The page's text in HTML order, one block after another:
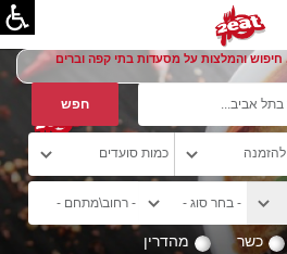
והמלצות על מסעדות בתי קפה וברים
כשר מהדרין